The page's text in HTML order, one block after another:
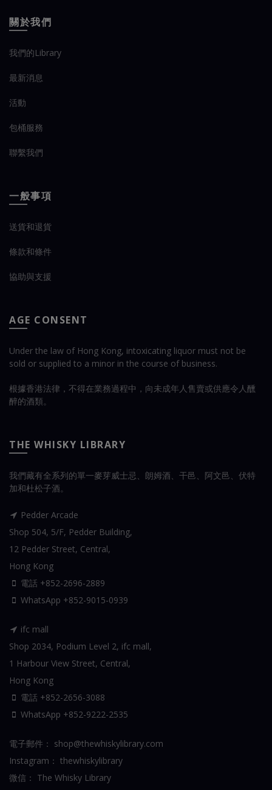
關於我們
我們的Library
最新消息
活動
包桶服務
聯繫我們
一般事項
送貨和退貨
條款和條件
協助與支援
AGE CONSENT
Under the law of Hong Kong, intoxicating liquor must not be
sold or supplied to a minor in the course of business.
根據香港法律，不得在業務過程中，向未成年人售賣或供應令人醺
醉的酒類。
THE WHISKY LIBRARY
我們藏有全系列的單一麥芽威士忌、朗姆酒、干邑、阿文邑、伏特
加和杜松子酒。
Pedder Arcade
Shop 504, 5/F, Pedder Building,
12 Pedder Street, Central,
Hong Kong
電話 +852-2696-2889
WhatsApp +852-9015-0939
ifc mall
Shop 2034, Podium Level 2, ifc mall,
1 Harbour View Street, Central,
Hong Kong
電話 +852-2656-3088
WhatsApp +852-9222-2535
電子郵件： shop@thewhiskylibrary.com
Instagram： thewhiskylibrary
微信： The Whisky Library